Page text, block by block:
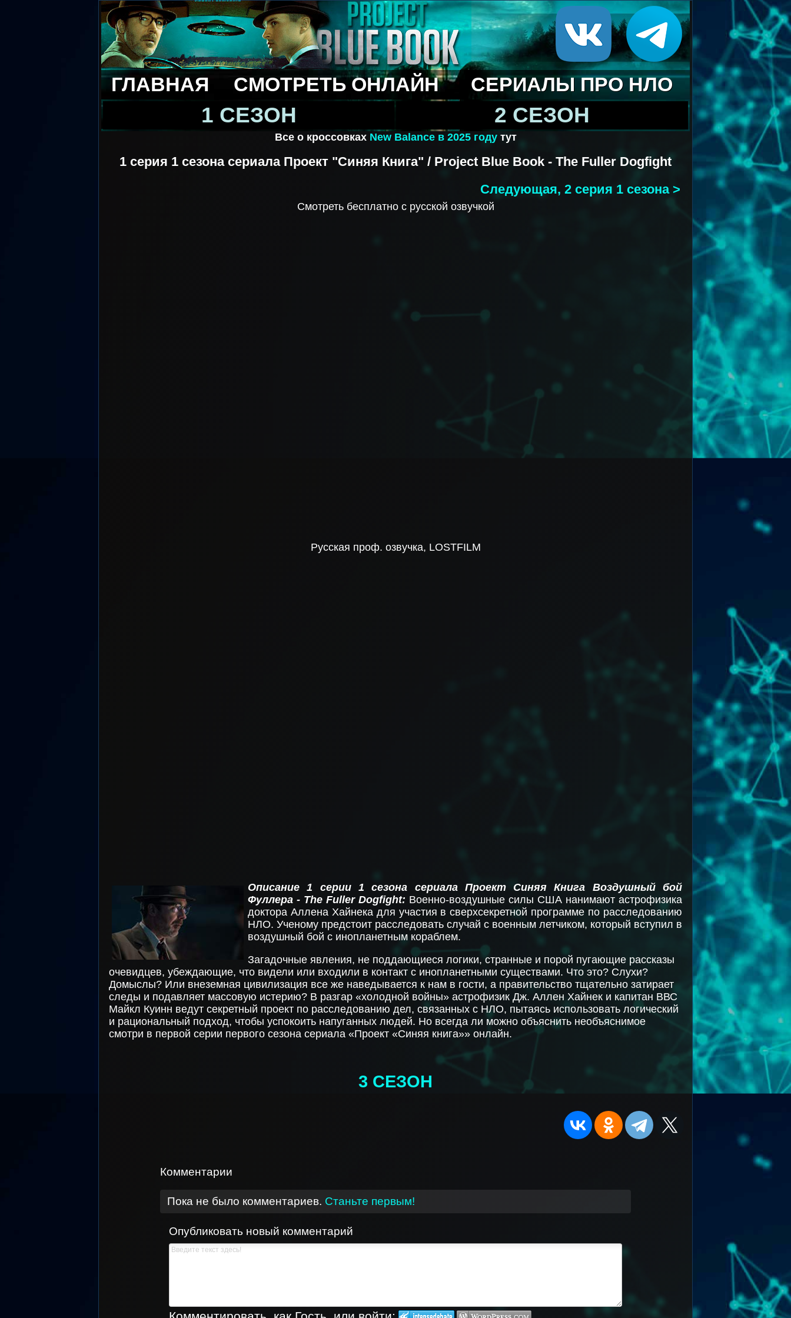
ГЛАВНАЯ СМОТРЕТЬ ОНЛАЙН СЕРИАЛЫ ПРО НЛО
1 СЕЗОН 2 СЕЗОН
Все о кроссовках New Balance в 2025 годутут
1 серия 1 сезона сериала Проект "Синяя Книга" / Project Blue Book - The Fuller Dogfight
Следующая, 2 серия 1 сезона >
Смотреть бесплатно с русской озвучкой
Русская проф. озвучка, LOSTFILM
Описание 1 серии 1 сезона сериала Проект Синяя Книга Воздушный бой
Фуллера - The Fuller Dogfight: Военно-воздушные силы США нанимают астрофизика
доктора Аллена Хайнека для участия в сверхсекретной программе по расследованию
НЛО. Ученому предстоит расследовать случай с военным летчиком, который вступил в
воздушный бой с инопланетным кораблем.
Загадочные явления, не поддающиеся логики, странные и порой пугающие рассказы
очевидцев, убеждающие, что видели или входили в контакт с инопланетными существами. Что это? Слухи?
Домыслы? Или внеземная цивилизация все же наведывается к нам в гости, а правительство тщательно затирает
следы и подавляет массовую истерию? В разгар «холодной войны» астрофизик Дж. Аллен Хайнек и капитан ВВС
Майкл Куинн ведут секретный проект по расследованию дел, связанных с НЛО, пытаясь использовать логический
и рациональный подход, чтобы успокоить напуганных людей. Но всегда ли можно объяснить необъяснимое
смотри в первой серии первого сезона сериала «Проект «Синяя книга»» онлайн.
3 СЕЗОН
Комментарии
Пока не было комментариев. Станьте первым!
Опубликовать новый комментарий